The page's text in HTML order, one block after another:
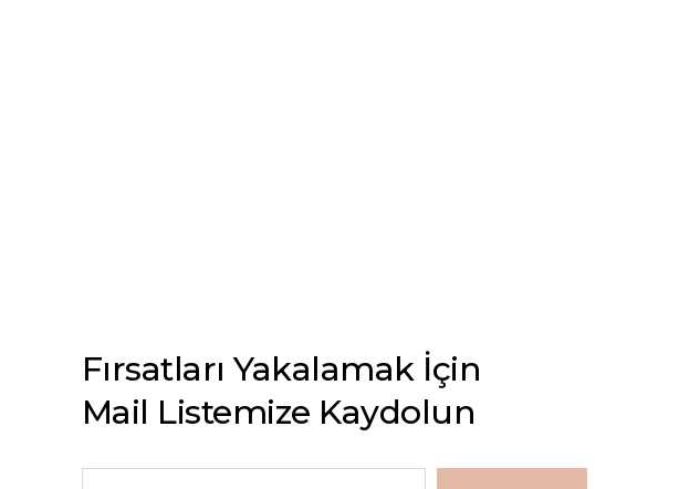
Fırsatları Yakalamak İçin
Mail Listemize Kaydolun